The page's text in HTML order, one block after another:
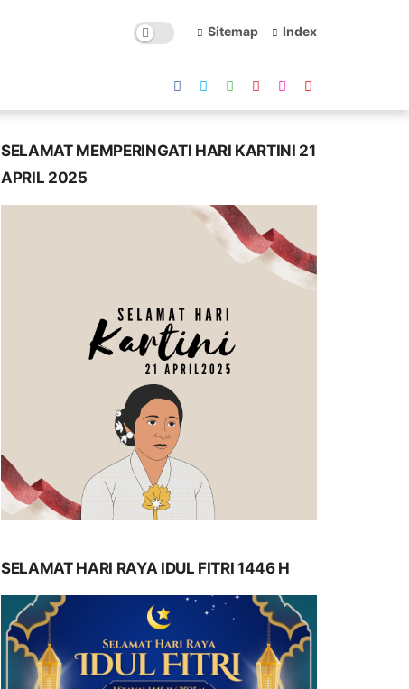
Sitemap Index
SELAMAT MEMPERINGATI HARI KARTINI 21
APRIL 2025
SELAMAT HARI RAYA IDUL FITRI 1446 H